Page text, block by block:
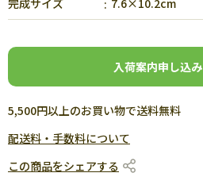
完成サイズ 7.6×10.2cm
入荷案内申し込み
5,500円以上のお買い物で送料無料
配送料・手数料について
この商品をシェアする